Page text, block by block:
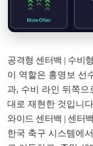
공격형 센터백 | 수비
이 역할은 홍명보 선
과, 수비 라인 뒤쪽으
대로 재현한 것입니
와이드 센터백 | 센터백
한국 축구 시스템에